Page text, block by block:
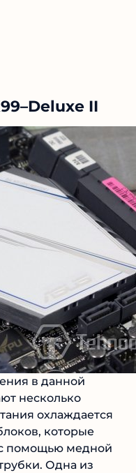
II
в данной
несколько
охлаждается
которые
помощью медной
Одна из